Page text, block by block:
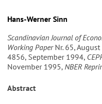
Hans-Werner Sinn
Scandinavian Journal of
Working PaperNr. 65,
4856, September 1994,
November 1995, NBER
Abstract